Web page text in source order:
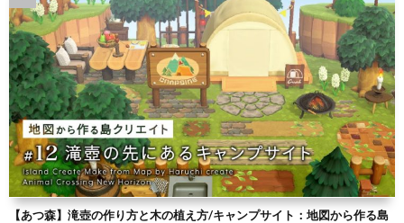
【あつ森】滝壺の作り方と木の植え方/キャンプサイト：地図から作る島